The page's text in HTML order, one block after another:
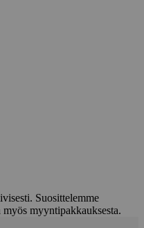
Suosittelemme
myyntipakkauksesta.